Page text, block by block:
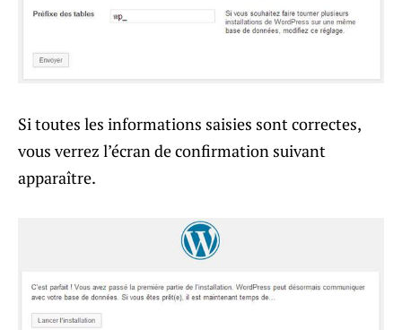
Si toutes les informations saisies sont correctes,
vous verrez l’écran de confirmation suivant
apparaître.